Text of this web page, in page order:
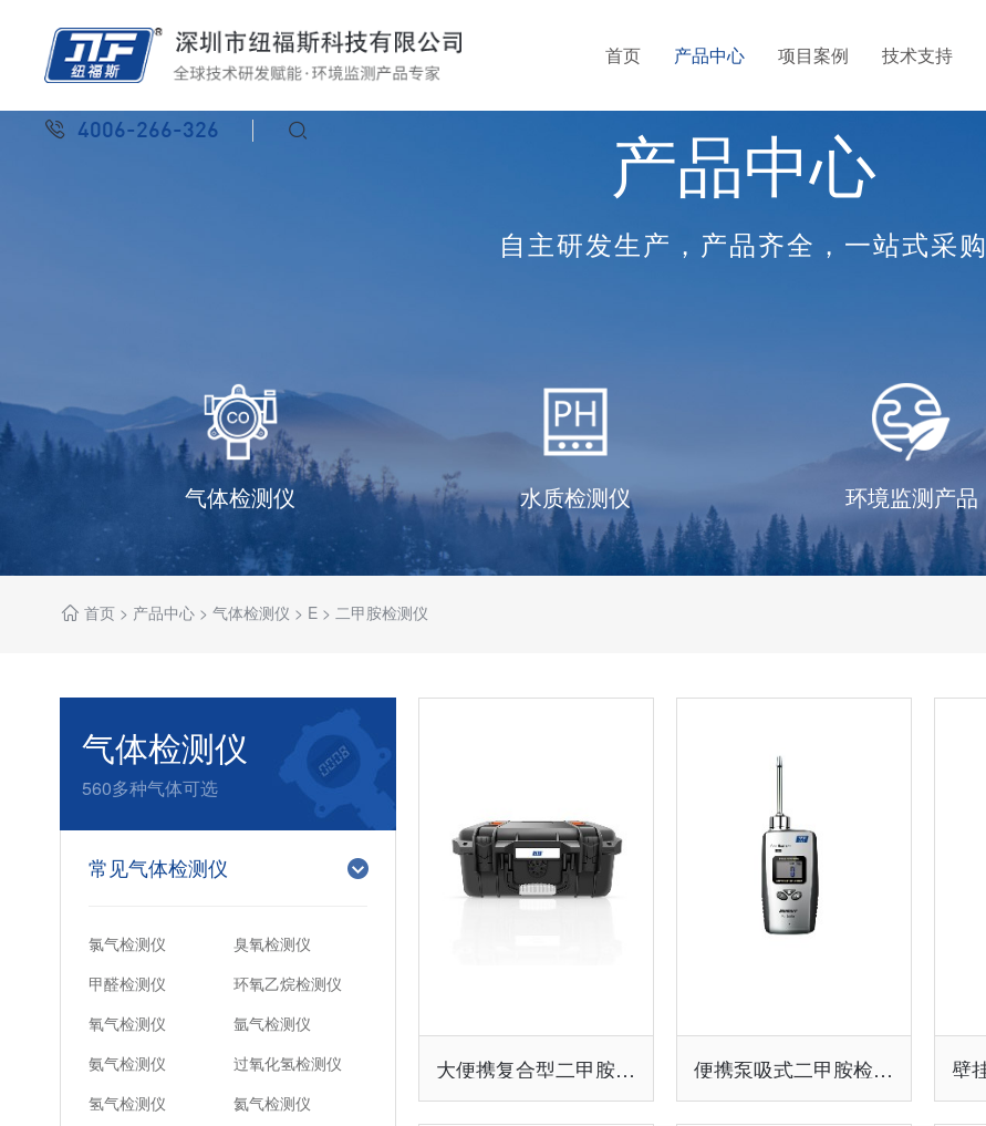
首页 产品中心 项目案例 技术支持
4006-266-326 产品中心
自主研发生产，产品齐全，一站式采购
气体检测仪 水质检测仪 环境监测产品
首页> 产品中心> 气体检测仪 > E> 二甲胺检测仪
气体检测仪
560多种气体可选
常见气体检测仪
氯气检测仪
臭氧检测仪
甲醛检测仪
环氧乙烷检测仪
氧气检测仪
氩气检测仪
氨气检测仪
过氧化氢检测仪
氢气检测仪
氦气检测仪
大便携复合型二甲胺分析仪 便携泵吸式二甲胺检测仪